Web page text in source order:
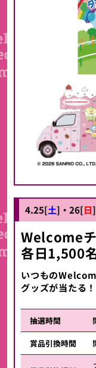
4.25[土]・26[日]
Welcome
各日1,500
いつもの
グッズが当たる！
抽選時間
賞品引換時間